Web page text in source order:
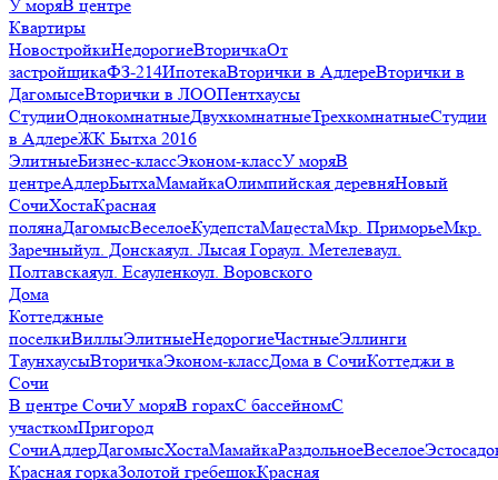
У моряВ центре
Квартиры
НовостройкиНедорогиеВторичкаОт
застройщикаФЗ-214ИпотекаВторички в АдлереВторички в
ДагомысеВторички в ЛООПентхаусы
СтудииОднокомнатныеДвухкомнатныеТрехкомнатныеСтудии
в АдлереЖК Бытха 2016
ЭлитныеБизнес-классЭконом-классУ моряВ
центреАдлерБытхаМамайкаОлимпийская деревняНовый
СочиХостаКрасная
полянаДагомысВеселоеКудепстаМацестаМкр. ПриморьеМкр.
Заречныйул. Донскаяул. Лысая Гораул. Метелеваул.
Полтавскаяул. Есауленкоул. Воровского
Дома
Коттеджные
поселкиВиллыЭлитныеНедорогиеЧастныеЭллинги
ТаунхаусыВторичкаЭконом-классДома в СочиКоттеджи в
Сочи
В центре СочиУ моряВ горахС бассейномС
участкомПригород
СочиАдлерДагомысХостаМамайкаРаздольноеВеселое
Красная горкаЗолотой гребешокКрасная